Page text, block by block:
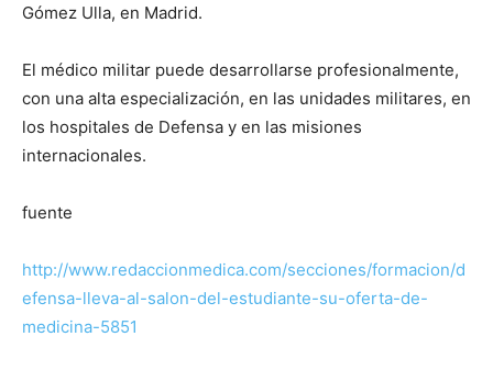
Gómez Ulla, en Madrid.
El médico militar puede desarrollarse profesionalmente,
con una alta especialización, en las unidades militares, en
los hospitales de Defensa y en las misiones
internacionales.
fuente
http://www.redaccionmedica.com/secciones/formacion/d
efensa-lleva-al-salon-del-estudiante-su-oferta-de-
medicina-5851